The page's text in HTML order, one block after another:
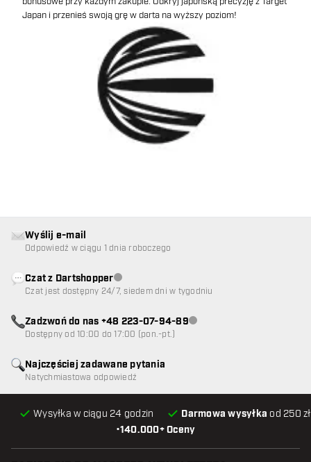
Japan i przenieś swoją grę w darta na wyższy poziom!
•140.000+ Oceny
Wysyłka w ciągu 24 godzin Darmowa wysyłka od 250
Najczęściej zadawane pytania
Natychmiastowa odpowiedź
Wyślij e-mail
Odpowiedź w ciągu 1 dnia roboczego
Czat z DartshopperObsługa klienta niedostępna
Czat jest dostępny 24/7, siedem dni w tygodniu
Zadzwoń do nas +48 223-07-94-89Obsługa klienta niedostępna
Dostępny od 10:00 do 17:00 (pon.-pt.)